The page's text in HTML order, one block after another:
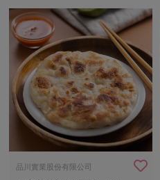
奶蛋豆・五穀
蛋
豆製品
肉品・水產
畜產肉類
水畜加工品
肉食
海鮮
常備菜
蔬食
蛋料理
料理方式
把最好的台灣味帶回家！
防災用品預購圓滿結束
2026年端午節預購圓滿結束
更多預購活動
當季產品
合作25-經典快閃最後一週
觀點文章
主婦食堂
社內大小事
產品故事
樂齡生活
廚房瑜伽
關於合作社
認識合作社
關於我們
合作社組織
員工與求才
重要公告
品川實業股份有限公司